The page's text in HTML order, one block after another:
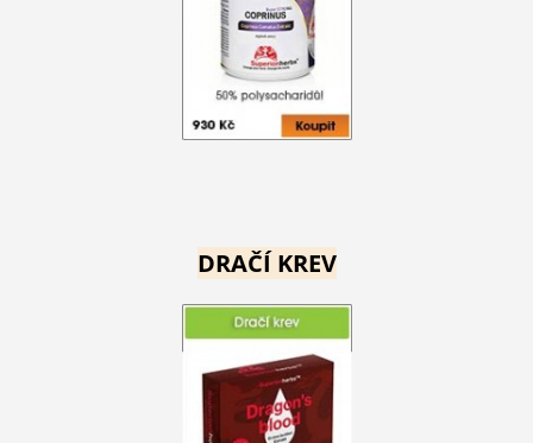
DRAČÍ KREV